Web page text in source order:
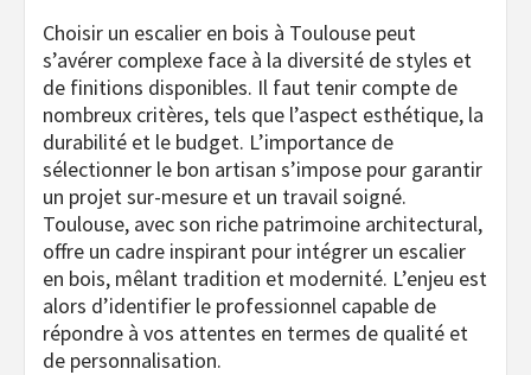
Choisir un escalier en bois à Toulouse peut
s’avérer complexe face à la diversité de styles et
de finitions disponibles. Il faut tenir compte de
nombreux critères, tels que l’aspect esthétique, la
durabilité et le budget. L’importance de
sélectionner le bon artisan s’impose pour garantir
un projet sur-mesure et un travail soigné.
Toulouse, avec son riche patrimoine architectural,
offre un cadre inspirant pour intégrer un escalier
en bois, mêlant tradition et modernité. L’enjeu est
alors d’identifier le professionnel capable de
répondre à vos attentes en termes de qualité et
de personnalisation.